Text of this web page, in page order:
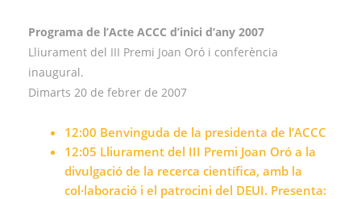
Programa de l’Acte ACCC d’inici d’any 2007
Lliurament del III Premi Joan Oró i conferència
inaugural.
Dimarts 20 de febrer de 2007
12:00 Benvinguda de la presidenta de l’ACCC
12:05 Lliurament del III Premi Joan Oró a la
divulgació de la recerca científica, amb la
col·laboració i el patrocini del DEUI. Presenta: